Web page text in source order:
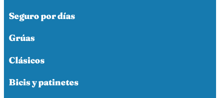
Seguro por días
Grúas
Clásicos
Bicis y patinetes